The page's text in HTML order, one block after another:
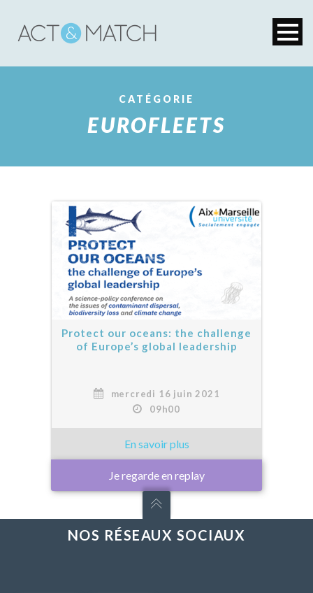
CATÉGORIE
EUROFLEETS
Protect our oceans: the challenge
of Europe’s global leadership
mercredi 16 juin 2021
09h00
Je regarde en replay
NOS RÉSEAUX SOCIAUX